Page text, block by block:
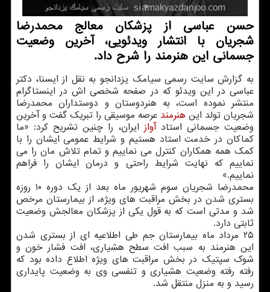
حسن عباسی از پزشكان معالج محمدرضا
شجریان با انتشار ویدئویی، آخرین وضعیت
جسمانی این هنرمند را شرح داد.
به گزارش سایت رسمی سیامک یزدانجو به نقل از ایسنا، دکتر
عباسی در این ویدئو که در صفحه شخصی اش در اینستاگرام
منتشر نموده است، به هنردوستان و دوستداران محمدرضا
شجریان تولد این هنرمند عرصه موسیقی را تبریک گفت و آخرین
وضعیت جسمانی استادآواز ایران، را چنین تشریح کرد: «ما
کماکان در خدمت استاد هستیم و شرایط عمومی ایشان را با
کمک همه همکاران کنترل می نماییم و تمام تلاش مان را می
نماییم که نهایت شرایط راحتی و درمان ایشان را فراهم
نماییم.»
محمدرضا شجریان سوم شهریور ماه بعد از یک دوره ۱۰ روزه
بستری شدن در بخش مراقبت های ویژه، از بیمارستان مرخص
شد و مدتی است که به قول یکی از پزشکان معالجش وضعیت
ثابتی دارد.
۲۵ مرداد ماه بیمارستان جم طی اطلاعیه ای از بستری شدن
این هنرمند به سبب افت سطح هشیاری، افت فشار خون و
شوک سپتیک در بخش مراقبت های ویژه اطلاع داده بود که
رفته رفته وضعیت هشیاری و تنفسی وی به وضعیت پایداری
رسید و به منزل منتقل شد.